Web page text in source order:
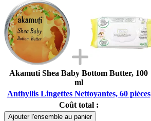
Akamuti Shea Baby Bottom Butter, 100
ml
Anthyllis Lingettes Nettoyantes, 60 pièces
Coût total :
Ajouter l'ensemble au panier